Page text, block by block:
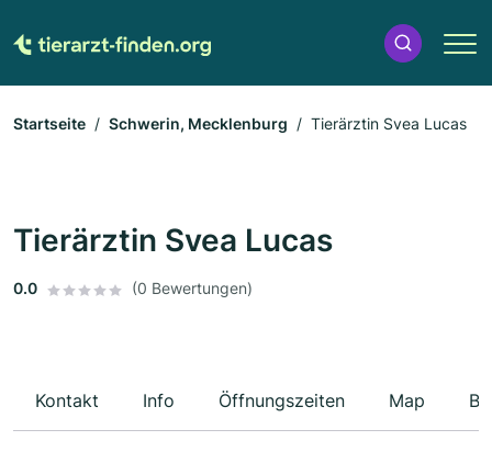
Startseite Schwerin, Mecklenburg Tierärztin Svea Lucas
Tierärztin Svea Lucas
0.0 (0 Bewertungen)
Kontakt Info Öffnungszeiten Map